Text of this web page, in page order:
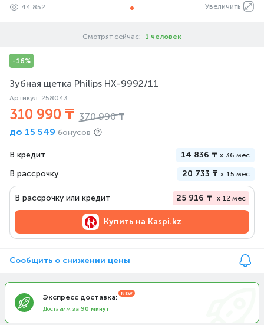
Увеличить
44 852
Смотрят сейчас: 1 человек
-16%
Зубная щетка Philips HX-9992/11
Артикул: 258043
310 990 ₸ 370 990 ₸
до 15 549 бонусов
В кредит 14 836 ₸ x 36 мес
В рассрочку 20 733 ₸ x 15 мес
В рассрочку или кредит 25 916 ₸ x 12 мес
Купить на Kaspi.kz
Сообщить о снижении цены
Экспресс доставка:
Доставим за 90 минут